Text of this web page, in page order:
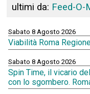
ultimi da: Feed-O-
Sabato 8 Agosto 2026
Viabilità Roma
Sabato 8 Agosto 2026
Spin Time, il vicario
con lo sgombero.